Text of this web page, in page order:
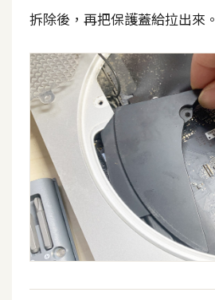
c
i
p
t
U
I
/
U
X
R
拆除後，再把保護蓋給拉出來。